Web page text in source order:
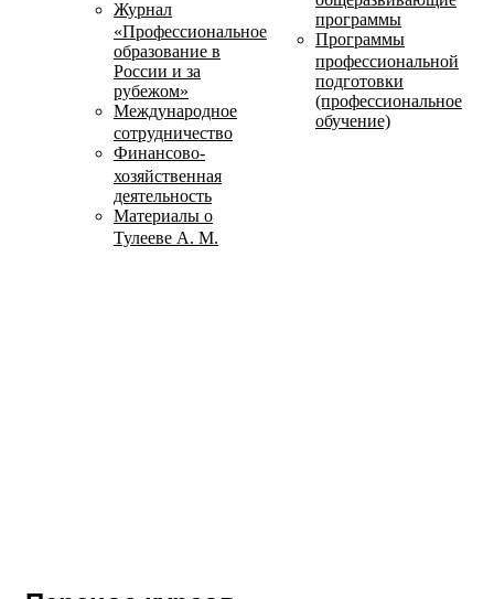
Журнал
«Профессиональное
образование в
России и за
рубежом»
Международное
сотрудничество
Финансово-
хозяйственная
деятельность
Материалы о
Тулееве А. М.
программы
Программы
профессиональной
подготовки
(профессиональное
обучение)